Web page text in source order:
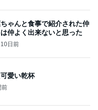
ゃんと食事で紹介された仲
仲よく出来ないと思った
10日前
愛い乾杯
前